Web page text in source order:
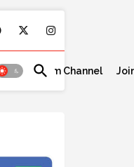
Telegram Channel